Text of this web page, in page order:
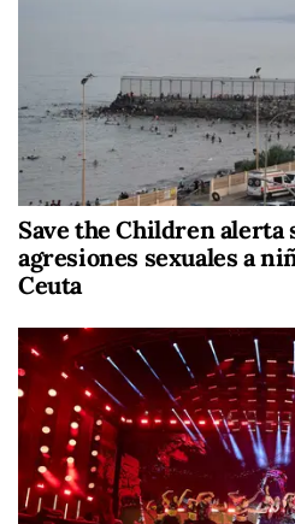
Save the Children alerta
agresiones sexuales a
Ceuta